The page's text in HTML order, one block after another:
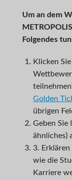
Um an dem
METROPOLIS
Folgendes
Klicken
Golden
übrigen
Geben Sie
ähnliches)
3.
wie die
Karriere